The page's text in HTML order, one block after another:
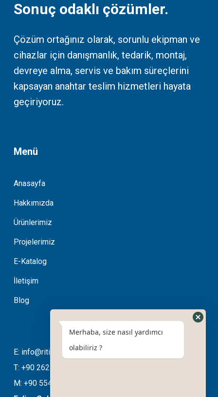
Sonuç odaklı çözümler.
Çözüm ortağınız olarak, sorunlu ekipman ve
cihazlar için danışmanlık, tedarik, montaj,
devreye alma, servis ve bakım süreçlerini
kapsayan anahtar teslim hizmetleri hayata
geçiriyoruz.
Menü
Anasayfa
Hakkımızda
Ürünlerimiz
Projelerimiz
E-Katalog
İletişim
Blog
E: info@ritimotomasyon.com
T: +90 262 643 20 94
M: +90 554 508 76 03
Merhaba, size nasıl yardımcı
olabiliriz ?